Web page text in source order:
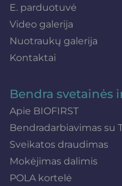
E. parduotuvė
Video galerija
Nuotraukų galerija
Kontaktai
Bendra svetainės
Apie BIOFIRST
Bendradarbiavimas su
Sveikatos draudimas
Mokėjimas dalimis
POLA kortelė